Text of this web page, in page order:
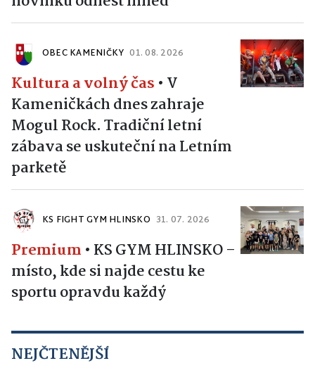
OBEC KAMENIČKY 01. 08. 2026
Kultura a volný čas • V
Kameničkách dnes zahraje
Mogul Rock. Tradiční letní
zábava se uskuteční na Letním
parketě
KS FIGHT GYM HLINSKO 31. 07. 2026
Premium • KS GYM HLINSKO –
místo, kde si najde cestu ke
sportu opravdu každý
NEJČTENĚJŠÍ